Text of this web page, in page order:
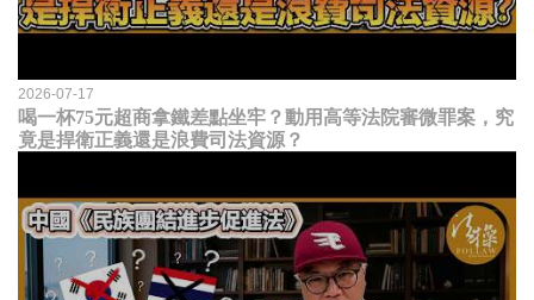
2026-07-17
喝一杯75元超商拿鐵差點坐牢？動用高等法院審微罪案，究
竟是捍衛正義還是浪費司法資源？